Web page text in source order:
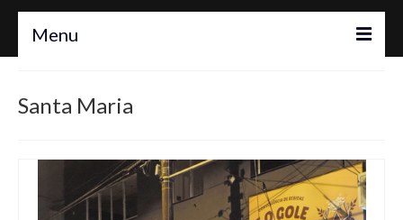
Menu
Blog
Contato
Santa Maria